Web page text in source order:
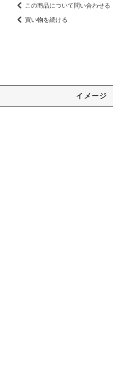
この商品について問い合わせる
買い物を続ける
イメージ